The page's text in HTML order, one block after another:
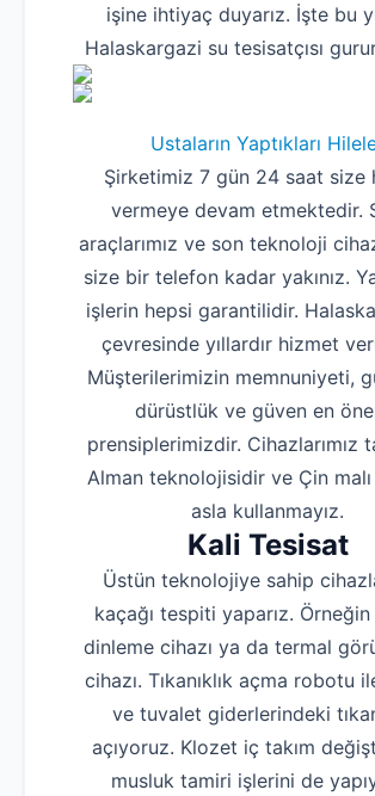
işine ihtiyaç duyarız. İşte bu
Halaskargazi su tesisatçısı
Ustaların Yaptıkları
Şirketimiz 7 gün 24 saat size
vermeye devam etmektedir.
araçlarımız ve son teknoloji
size bir telefon kadar yakınız.
işlerin hepsi garantilidir.
çevresinde yıllardır hizmet
Müşterilerimizin memnuniyeti,
dürüstlük ve güven en
prensiplerimizdir. Cihazlarımız
Alman teknolojisidir ve Çin
asla kullanmayız.
Kali Tesisat
Üstün teknolojiye sahip
kaçağı tespiti yaparız.
dinleme cihazı ya da termal
cihazı. Tıkanıklık açma robotu
ve tuvalet giderlerindeki
açıyoruz. Klozet iç takım
musluk tamiri işlerini de